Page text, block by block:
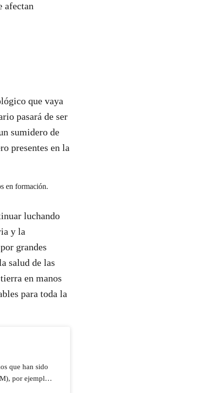
afectan
que vaya
pasará de ser
sumidero de
presentes en la
luchando
y la
grandes
salud de las
en manos
para toda la
que han sido
por ejemplo,